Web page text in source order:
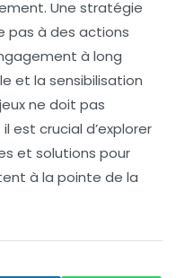
Une stratégie
pas à des actions
à long
et la sensibilisation
ne doit pas
est crucial d’explorer
et solutions pour
à la pointe de la